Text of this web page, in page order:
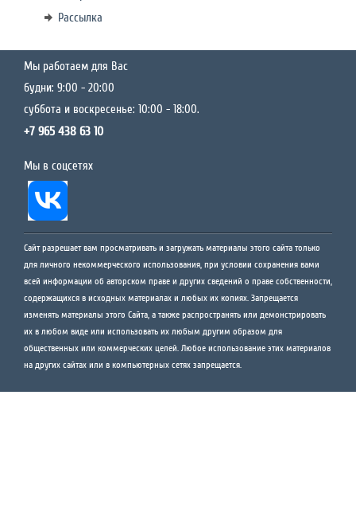
Рассылка
Мы работаем для Вас
будни: 9:00 - 20:00
суббота и воскресенье: 10:00 - 18:00.
+7 965 438 63 10
Мы в соцсетях
Сайт разрешает вам просматривать и загружать материалы этого сайта только
для личного некоммерческого использования, при условии сохранения вами
всей информации об авторском праве и других сведений о праве собственности,
содержащихся в исходных материалах и любых их копиях. Запрещается
изменять материалы этого Сайта, а также распространять или демонстрировать
их в любом виде или использовать их любым другим образом для
общественных или коммерческих целей. Любое использование этих материалов
на других сайтах или в компьютерных сетях запрещается.